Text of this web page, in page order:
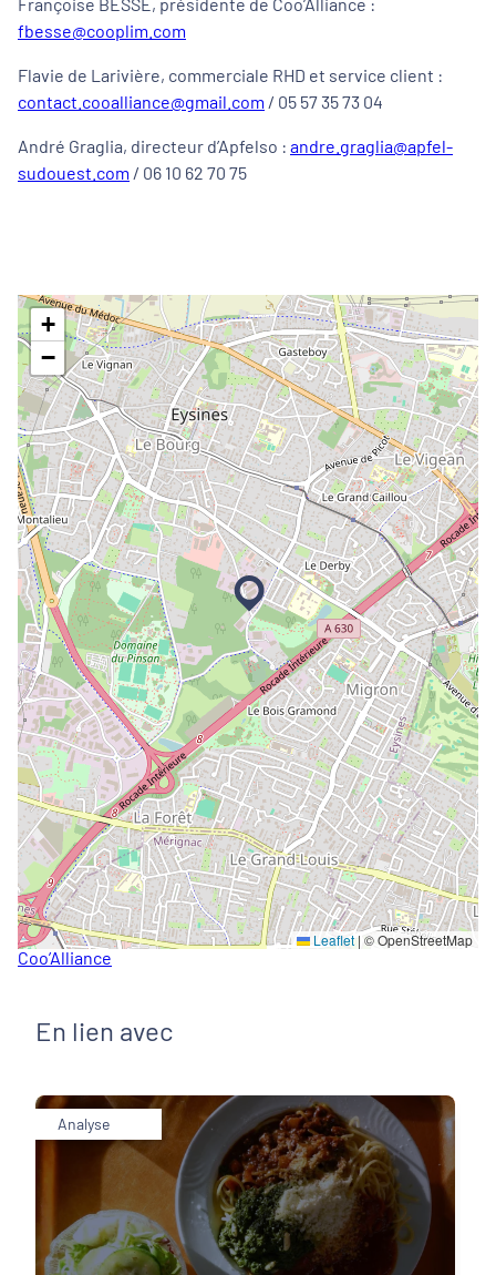
fbesse@cooplim.com
Flavie de Larivière, commerciale RHD et service client :
contact.cooalliance@gmail.com / 05 57 35 73 04
André Graglia, directeur d’Apfelso : andre.graglia@apfel-
sudouest.com / 06 10 62 70 75
+
−
Leaflet| © OpenStreetMap
Coo’Alliance
En lien avec
Analyse